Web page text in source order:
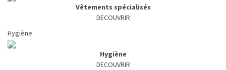
Vêtements spécialisés
DECOUVRIR
Hygiène
Hygiène
DECOUVRIR